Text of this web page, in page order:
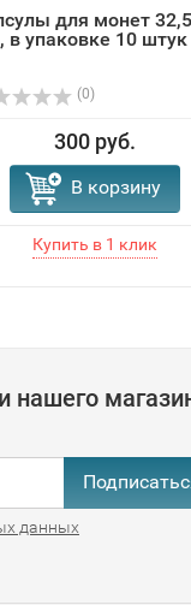
для монет 32,5
в упаковке 10 штук
(0)
300 руб.
В корзину
нашего
данных